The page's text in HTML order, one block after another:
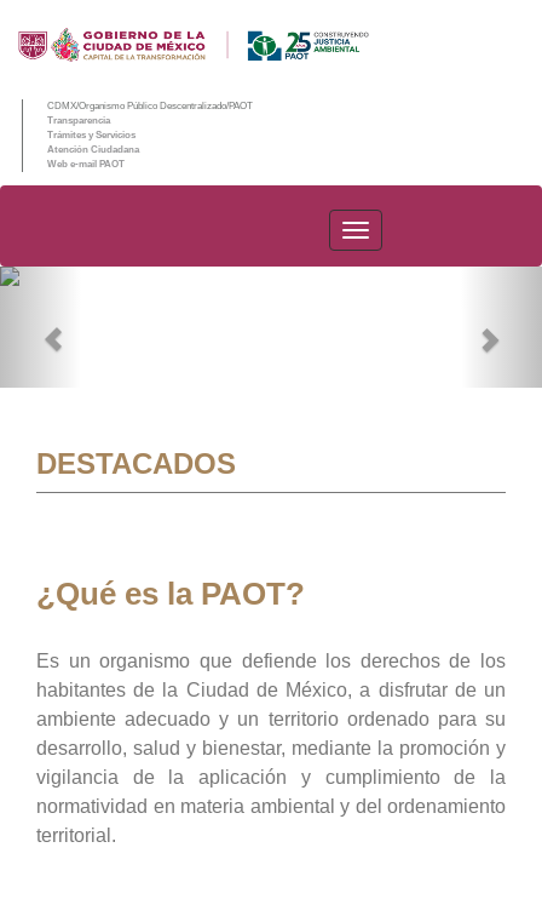
CDMX/Organismo Público Descentralizado/PAOT
Transparencia
Trámites y Servicios
Atención Ciudadana
Web e-mail PAOT
PAOT
DESTACADOS
¿Qué es la PAOT?
Es un organismo que defiende los derechos de los
habitantes de la Ciudad de México, a disfrutar de un
ambiente adecuado y un territorio ordenado para su
desarrollo, salud y bienestar, mediante la promoción y
vigilancia de la aplicación y cumplimiento de la
normatividad en materia ambiental y del ordenamiento
territorial.